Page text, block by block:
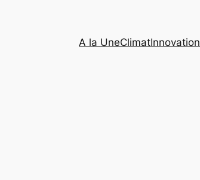
A la UneClimatInnovation